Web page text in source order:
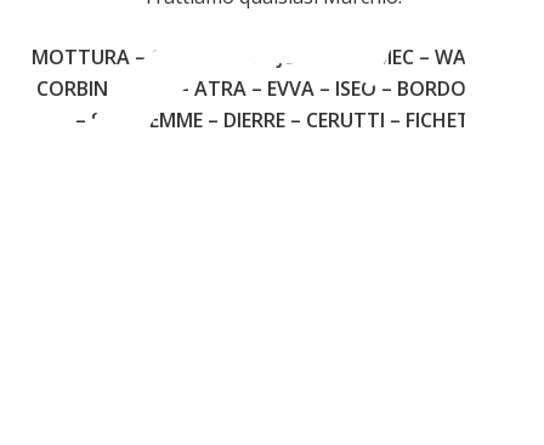
MOTTURA – CISA – FIAM – JUWEL – OMEC – WALLY –
CORBIN – YALE – ATRA – EVVA – ISEO – BORDOGNA
– SECUREMME – DIERRE – CERUTTI – FICHET